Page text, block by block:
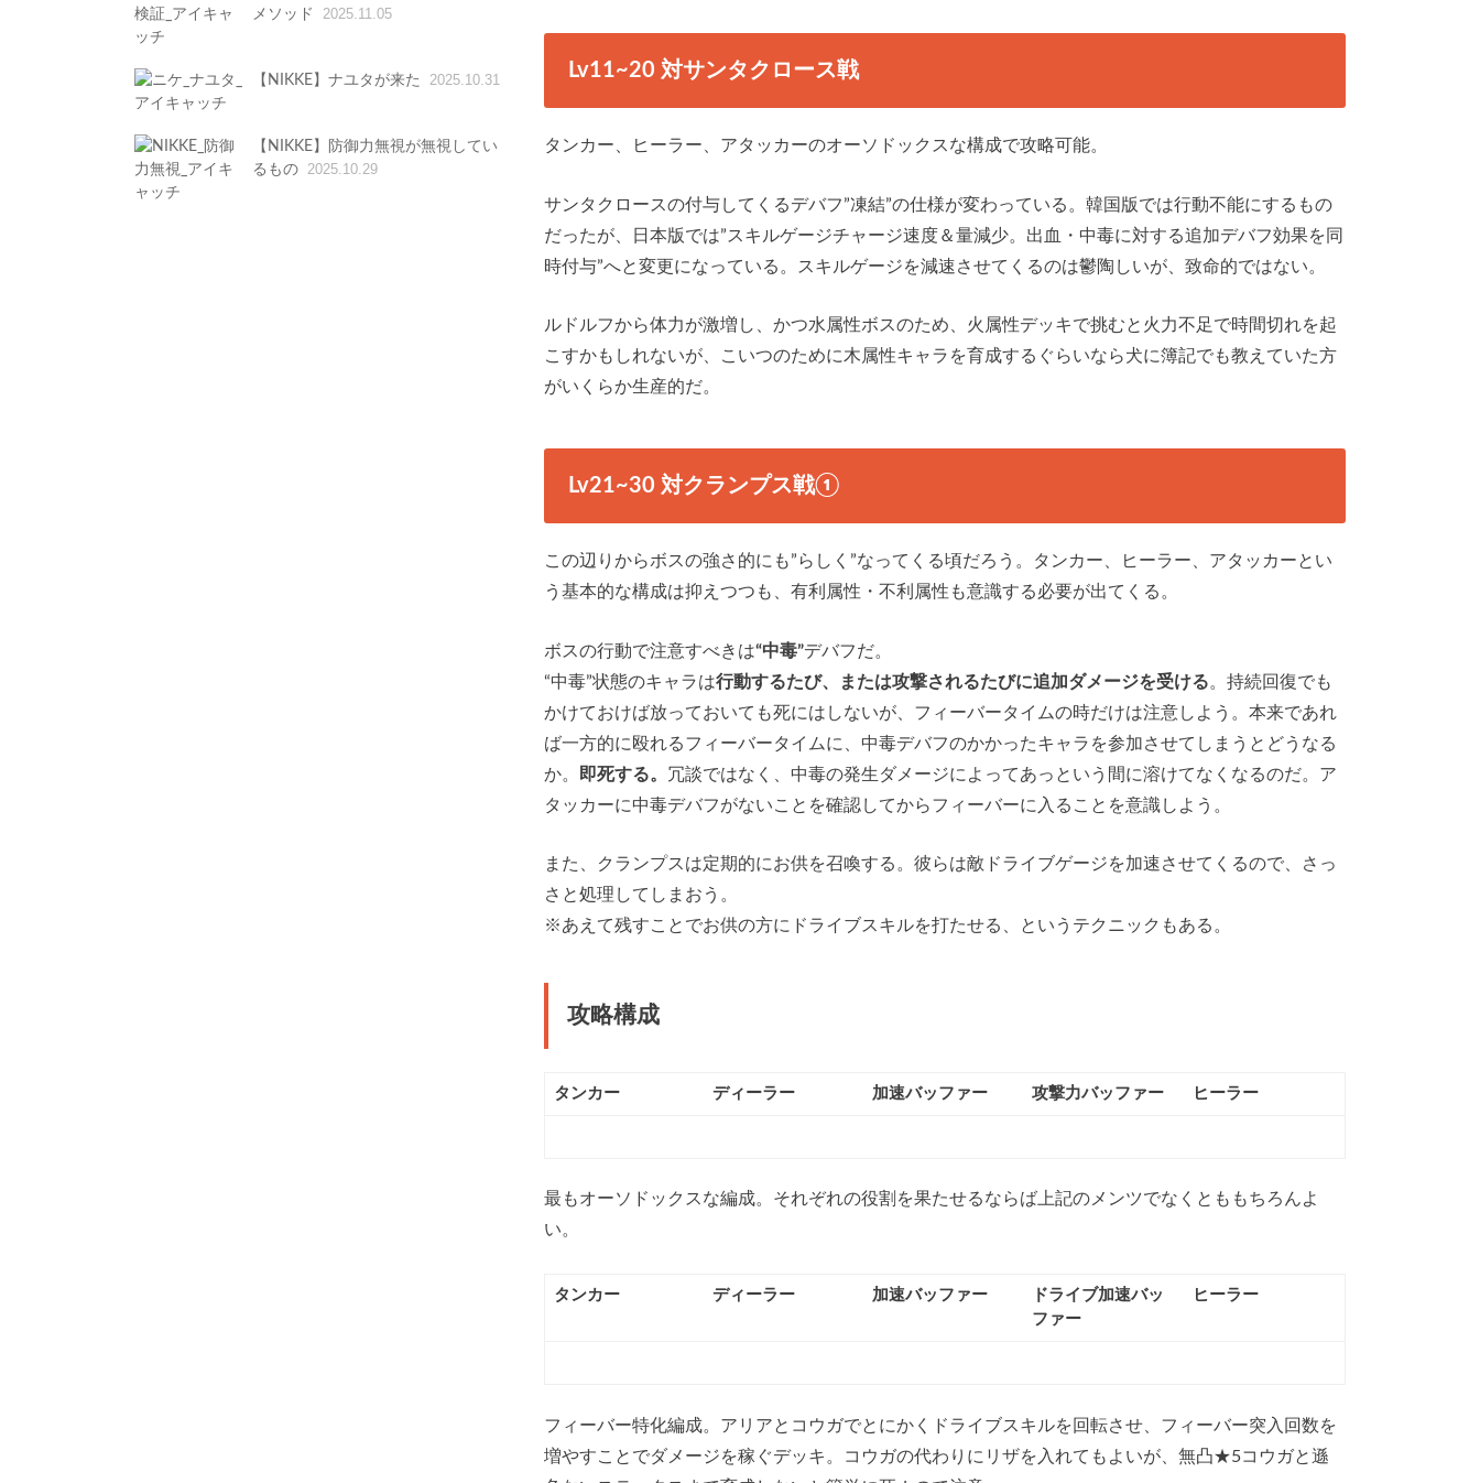
Lv11~20 対サンタクロース戦
タンカー、ヒーラー、アタッカーのオーソドックスな構成で攻略可能。
サンタクロースの付与してくるデバフ”凍結”の仕様が変わっている。韓国版では行動不能にするもの
だったが、日本版では”スキルゲージチャージ速度＆量減少。出血・中毒に対する追加デバフ効果を同
時付与”へと変更になっている。スキルゲージを減速させてくるのは鬱陶しいが、致命的ではない。
ルドルフから体力が激増し、かつ水属性ボスのため、火属性デッキで挑むと火力不足で時間切れを起
こすかもしれないが、こいつのために木属性キャラを育成するぐらいなら犬に簿記でも教えていた方
がいくらか生産的だ。
Lv21~30 対クランプス戦①
この辺りからボスの強さ的にも”らしく”なってくる頃だろう。タンカー、ヒーラー、アタッカーとい
う基本的な構成は抑えつつも、有利属性・不利属性も意識する必要が出てくる。
ボスの行動で注意すべきは“中毒”デバフだ。
“中毒”状態のキャラは行動するたび、または攻撃されるたびに追加ダメージを受ける。持続回復でも
かけておけば放っておいても死にはしないが、フィーバータイムの時だけは注意しよう。本来であれ
ば一方的に殴れるフィーバータイムに、中毒デバフのかかったキャラを参加させてしまうとどうなる
か。
即死する。 冗談ではなく、中毒の発生ダメージによってあっという間に溶けてなくなるのだ。ア
タッカーに中毒デバフがないことを確認してからフィーバーに入ることを意識しよう。
また、クランプスは定期的にお供を召喚する。彼らは敵ドライブゲージを加速させてくるので、さっ
さと処理してしまおう。
※あえて残すことでお供の方にドライブスキルを打たせる、というテクニックもある。
攻略構成
タンカー ディーラー 加速バッファー 攻撃力バッファー ヒーラー
最もオーソドックスな編成。それぞれの役割を果たせるならば上記のメンツでなくとももちろんよ
い。
タンカー ディーラー 加速バッファー
ドライブ加速バッ
ファー
ヒーラー
フィーバー特化編成。アリアとコウガでとにかくドライブスキルを回転させ、フィーバー突入回数を
増やすことでダメージを稼ぐデッキ。コウガの代わりにリザを入れてもよいが、無凸★5コウガと遜
メソッド
2025.11.05
【NIKKE】ナユタが来た 2025.10.31
【NIKKE】防御力無視が無視してい
るもの 2025.10.29